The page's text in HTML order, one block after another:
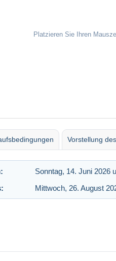
Platzieren Sie Ihren
Vorstellung
Sonntag, 14. Juni 2026
Mittwoch, 26. August